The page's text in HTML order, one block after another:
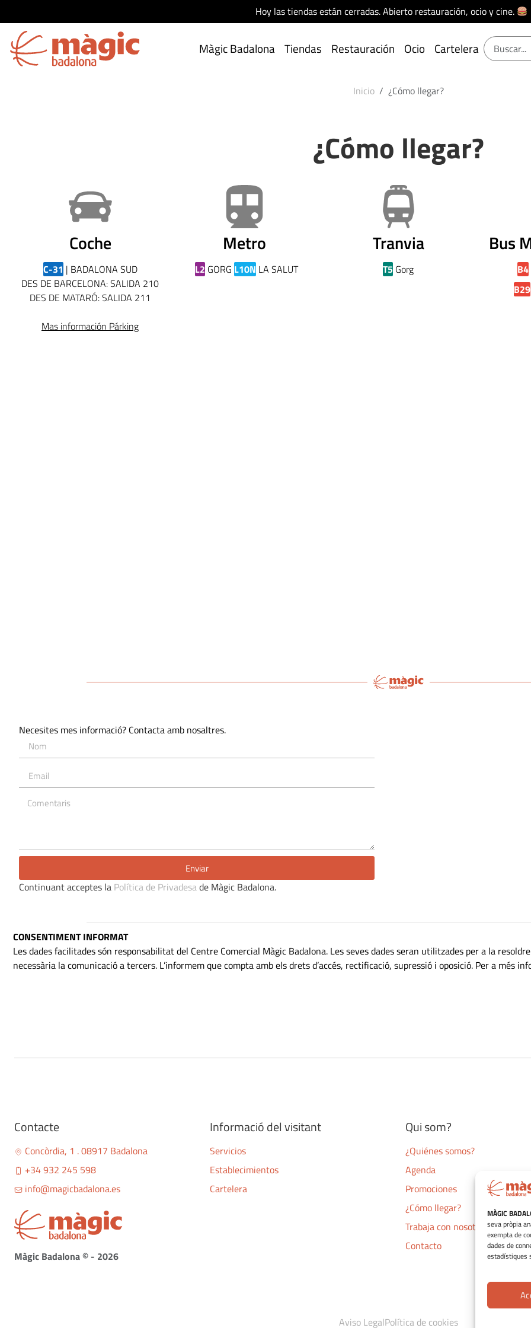
MÀGIC
seva pròpia
exempta de
dades de
estadístiques
Hoy las tiendas están cerradas. Abierto restauración, ocio y cine.
Màgic Badalona Tiendas Restauración Ocio Cartelera
Inicio ¿Cómo llegar?
¿Cómo llegar?
Coche
C-31 | BADALONA SUD
DES DE BARCELONA: SALIDA 210
DES DE MATARÓ: SALIDA 211
Mas información Párking
Metro
L2 GORG L10N LA SALUT
Tranvia
T5 Gorg
Bus
B4
B29
Necesites mes informació? Contacta amb nosaltres.
Enviar
Continuant acceptes la Política de Privadesade Màgic Badalona.
CONSENTIMENT INFORMAT
Les dades facilitades són responsabilitat del Centre Comercial Màgic Badalona. Les seves dades seran utilitzades per a la
necessària la comunicació a tercers. L’informem que compta amb els drets d’accés, rectificació, supressió i oposició. Per a més
Contacte
Concòrdia, 1 . 08917 Badalona
+34 932 245 598
info@magicbadalona.es
Màgic Badalona © - 2026
Informació del visitant
Servicios
Establecimientos
Cartelera
Qui som?
¿Quiénes somos?
Agenda
Promociones
¿Cómo llegar?
Trabaja con nosotros
Contacto
Aviso LegalPolítica de cookies